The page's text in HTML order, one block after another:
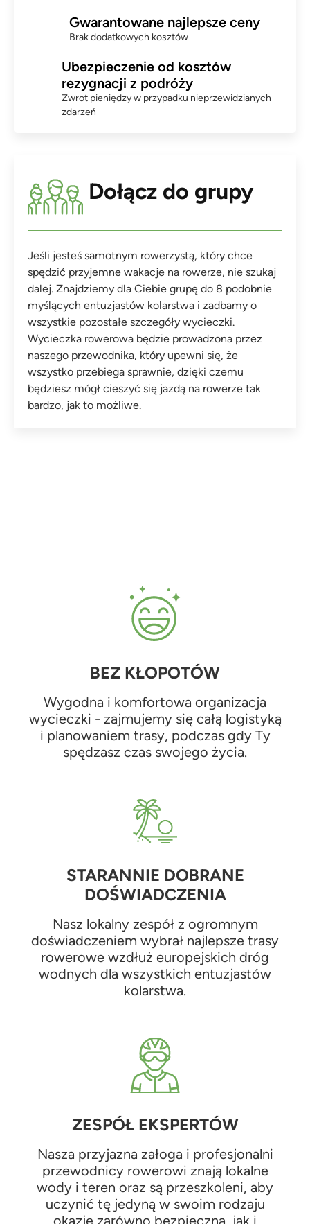
Gwarantowane najlepsze ceny
Brak dodatkowych kosztów
Ubezpieczenie od kosztów
rezygnacji z podróży
Zwrot pieniędzy w przypadku nieprzewidzianych
zdarzeń
Dołącz do grupy
Jeśli jesteś samotnym rowerzystą, który chce
spędzić przyjemne wakacje na rowerze, nie szukaj
dalej. Znajdziemy dla Ciebie grupę do 8 podobnie
myślących entuzjastów kolarstwa i zadbamy o
wszystkie pozostałe szczegóły wycieczki.
Wycieczka rowerowa będzie prowadzona przez
naszego przewodnika, który upewni się, że
wszystko przebiega sprawnie, dzięki czemu
będziesz mógł cieszyć się jazdą na rowerze tak
bardzo, jak to możliwe.
BEZ KŁOPOTÓW
Wygodna i komfortowa organizacja
wycieczki - zajmujemy się całą logistyką
i planowaniem trasy, podczas gdy Ty
spędzasz czas swojego życia.
STARANNIE DOBRANE
DOŚWIADCZENIA
Nasz lokalny zespół z ogromnym
doświadczeniem wybrał najlepsze trasy
rowerowe wzdłuż europejskich dróg
wodnych dla wszystkich entuzjastów
kolarstwa.
ZESPÓŁ EKSPERTÓW
Nasza przyjazna załoga i profesjonalni
przewodnicy rowerowi znają lokalne
wody i teren oraz są przeszkoleni, aby
uczynić tę jedyną w swoim rodzaju
okazję zarówno bezpieczną, jak i